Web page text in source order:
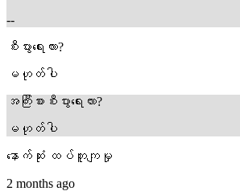
--
စီးပွားရေးလား?
မဟုတ်ပါ
အကြီးစားစီးပွားရေးလား?
မဟုတ်ပါ
နောက်ဆုံး ထပ်တူကျမှု
2 months ago